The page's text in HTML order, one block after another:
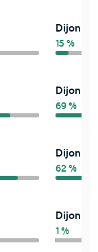
Dijon
15 %
Dijon
69 %
Dijon
62 %
Dijon
1 %